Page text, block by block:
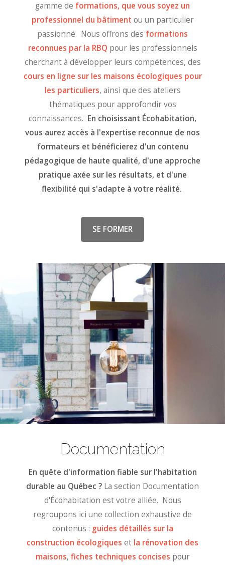
gamme de formations, que vous soyez un
professionnel du bâtiment ou un particulier
passionné. Nous offrons des formations
reconnues par la RBQ pour les professionnels
cherchant à développer leurs compétences, des
cours en ligne sur les maisons écologiques pour
les particuliers, ainsi que des ateliers
thématiques pour approfondir vos
connaissances. En choisissant Écohabitation,
vous aurez accès à l'expertise reconnue de nos
formateurs et bénéficierez d'un contenu
pédagogique de haute qualité, d'une approche
pratique axée sur les résultats, et d'une
flexibilité qui s'adapte à votre réalité.
SE FORMER
Documentation
En quête d'information fiable sur l'habitation
durable au Québec ? La section Documentation
d'Écohabitation est votre alliée. Nous
regroupons ici une collection exhaustive de
contenus : guides détaillés sur la
construction écologiques et la rénovation des
maisons, fiches techniques concises pour